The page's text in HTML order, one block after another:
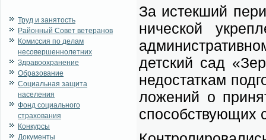
Труд и занятость
Районный Совет ветеранов
Комиссия по делам
несовершеннолетних
Здравоохранение
Образование
Социальная защита
населения
Фонд социального
страхования
Конкурсы
Документы
За ис­тек­ший
ни­че­ской
дет­ский сад
не­до­стат­кам
ло­же­ний о
спо­соб­ству­ю­щих